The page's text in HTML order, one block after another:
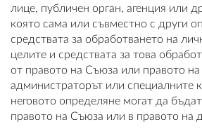
лице, публичен орган, агенция или
която сама или съвместно с други
средствата за обработването на
целите и средствата за това
от правото на Съюза или правото
администраторът или специалните
неговото определяне могат да
правото на Съюза или в правото на